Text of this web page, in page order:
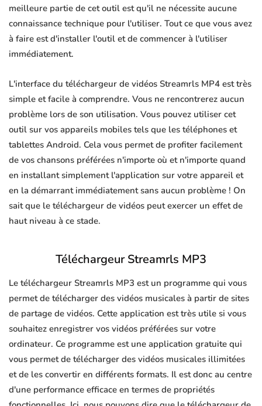
meilleure partie de cet outil est qu'il ne nécessite aucune
connaissance technique pour l'utiliser. Tout ce que vous avez
à faire est d'installer l'outil et de commencer à l'utiliser
immédiatement.
L'interface du téléchargeur de vidéos Streamrls MP4 est très
simple et facile à comprendre. Vous ne rencontrerez aucun
problème lors de son utilisation. Vous pouvez utiliser cet
outil sur vos appareils mobiles tels que les téléphones et
tablettes Android. Cela vous permet de profiter facilement
de vos chansons préférées n'importe où et n'importe quand
en installant simplement l'application sur votre appareil et
en la démarrant immédiatement sans aucun problème ! On
sait que le téléchargeur de vidéos peut exercer un effet de
haut niveau à ce stade.
Téléchargeur Streamrls MP3
Le téléchargeur Streamrls MP3 est un programme qui vous
permet de télécharger des vidéos musicales à partir de sites
de partage de vidéos. Cette application est très utile si vous
souhaitez enregistrer vos vidéos préférées sur votre
ordinateur. Ce programme est une application gratuite qui
vous permet de télécharger des vidéos musicales illimitées
et de les convertir en différents formats. Il est donc au centre
d'une performance efficace en termes de propriétés